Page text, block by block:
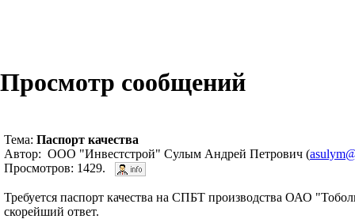
Просмотр сообщений
Тема: Паспорт качества
Автор: ООО "Инвестстрой" Сулым Андрей Петрович (
Просмотров: 1429.
Требуется паспорт качества на СПБТ производства ОАО
скорейший ответ.